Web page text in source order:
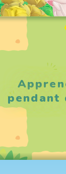
pendant